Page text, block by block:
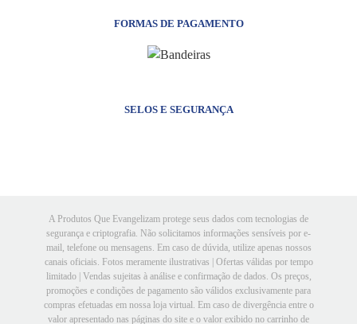
FORMAS DE PAGAMENTO
SELOS E SEGURANÇA
A Produtos Que Evangelizam protege seus dados com tecnologias de
segurança e criptografia. Não solicitamos informações sensíveis por e-
mail, telefone ou mensagens. Em caso de dúvida, utilize apenas nossos
canais oficiais. Fotos meramente ilustrativas | Ofertas válidas por tempo
limitado | Vendas sujeitas à análise e confirmação de dados. Os preços,
promoções e condições de pagamento são válidos exclusivamente para
compras efetuadas em nossa loja virtual. Em caso de divergência entre o
valor apresentado nas páginas do site e o valor exibido no carrinho de